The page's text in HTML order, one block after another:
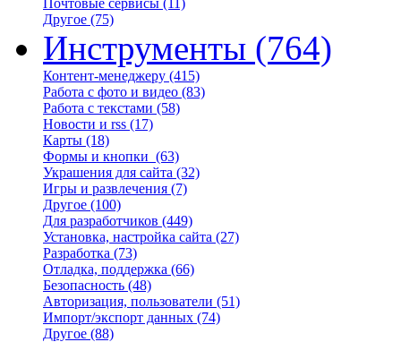
Почтовые сервисы (11)
Другое (75)
Инструменты (764)
Контент-менеджеру (415)
Работа с фото и видео (83)
Работа с текстами (58)
Новости и rss (17)
Карты (18)
Формы и кнопки (63)
Украшения для сайта (32)
Игры и развлечения (7)
Другое (100)
Для разработчиков (449)
Установка, настройка сайта (27)
Разработка (73)
Отладка, поддержка (66)
Безопасность (48)
Авторизация, пользователи (51)
Импорт/экспорт данных (74)
Другое (88)